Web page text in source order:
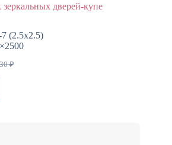
дверей-купе
(2.5х2.5)
₽
₽.
₽.